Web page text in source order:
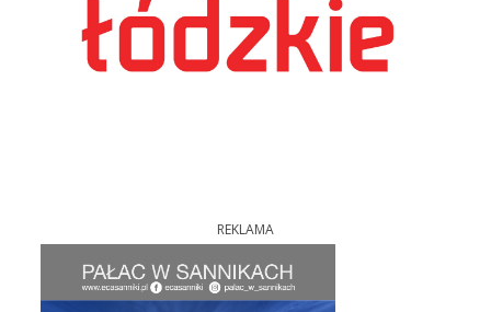
REKLAMA